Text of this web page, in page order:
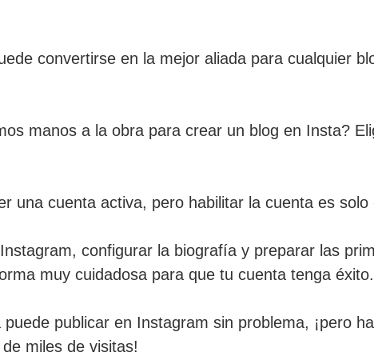
convertirse en la mejor aliada para cualquier
manos a la obra para crear un blog en Insta?
una cuenta activa, pero habilitar la cuenta es solo
configurar la biografía y preparar las
muy cuidadosa para que tu cuenta tenga éxito.
publicar en Instagram sin problema, ¡pero
miles de visitas!